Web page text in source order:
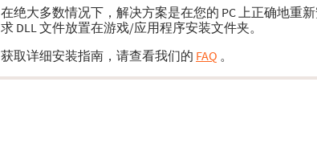
在绝大多数情况下，解决方案是在您的 PC 上正确地重
求 DLL 文件放置在游戏/应用程序安装文件夹。
获取详细安装指南，请查看我们的 FAQ 。